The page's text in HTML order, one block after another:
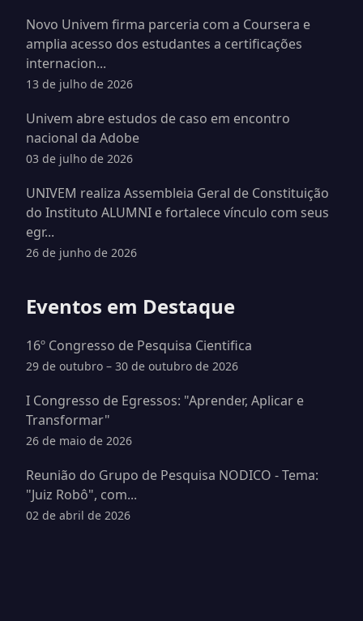
Novo Univem firma parceria com a Coursera e
amplia acesso dos estudantes a certificações
internacion...
13 de julho de 2026
Univem abre estudos de caso em encontro
nacional da Adobe
03 de julho de 2026
UNIVEM realiza Assembleia Geral de Constituição
do Instituto ALUMNI e fortalece vínculo com seus
egr...
26 de junho de 2026
Eventos em Destaque
16º Congresso de Pesquisa Cientifica
29 de outubro – 30 de outubro de 2026
I Congresso de Egressos: "Aprender, Aplicar e
Transformar"
26 de maio de 2026
Reunião do Grupo de Pesquisa NODICO - Tema:
"Juiz Robô", com...
02 de abril de 2026